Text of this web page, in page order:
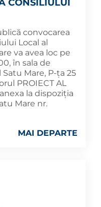
CONSILIULUI
convocarea
Local al
va avea loc pe
în sala de
Mare, P-ța 25
PROIECT AL
la dispoziția
Mare nr.
MAI DEPARTE